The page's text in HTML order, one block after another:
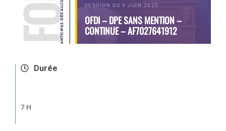
SESSION DU 9 JUIN 2025
OFDI – DPE SANS MENTION –
CONTINUE – AF7027641912
Durée
7 H